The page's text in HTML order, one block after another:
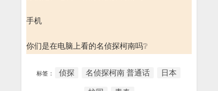
手机
你们是在电脑上看的名侦探柯南吗❔
标签： 侦探 名侦探柯南 普通话 日本